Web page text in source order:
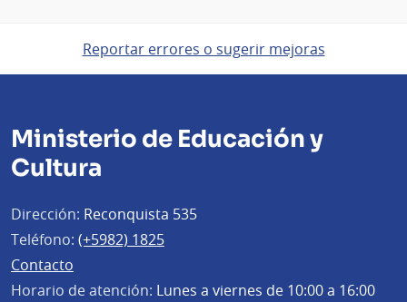
Reportar errores o sugerir mejoras
Ministerio de Educación y
Cultura
Dirección: Reconquista 535
Teléfono: (+5982) 1825
Contacto
Horario de atención: Lunes a viernes de 10:00 a 16:00